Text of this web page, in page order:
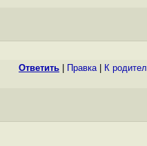
Ответить Правка| К